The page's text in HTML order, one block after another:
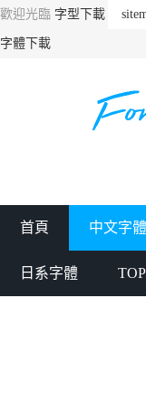
歡迎光臨 字型下載
字體下載
首頁 中文字體
日系字體